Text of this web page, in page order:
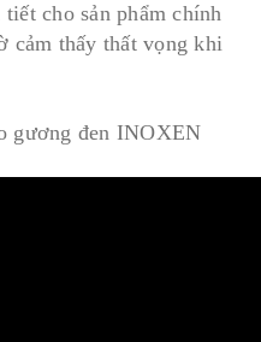
cho sản phẩm chính
cảm thấy thất vọng khi
gương đen INOXEN